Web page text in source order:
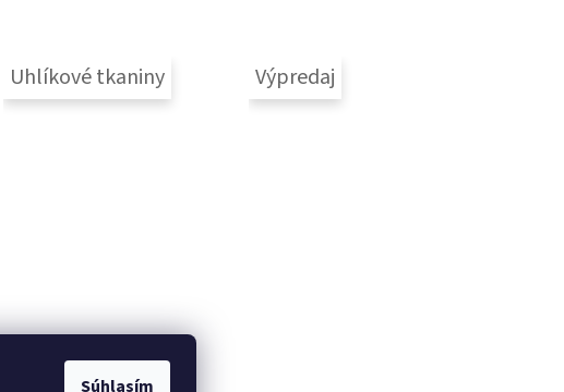
Súhlasím
Uhlíkové tkaniny Výpredaj